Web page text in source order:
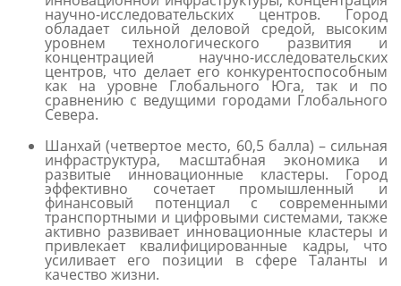
научно-исследовательских центров. Город
обладает сильной деловой средой, высоким
уровнем технологического развития и
концентрацией научно-исследовательских
центров, что делает его конкурентоспособным
как на уровне Глобального Юга, так и по
сравнению с ведущими городами Глобального
Севера.
Шанхай (четвертое место, 60,5 балла) – сильная
инфраструктура, масштабная экономика и
развитые инновационные кластеры. Город
эффективно сочетает промышленный и
финансовый потенциал с современными
транспортными и цифровыми системами, также
активно развивает инновационные кластеры и
привлекает квалифицированные кадры, что
усиливает его позиции в сфере Таланты и
качество жизни.